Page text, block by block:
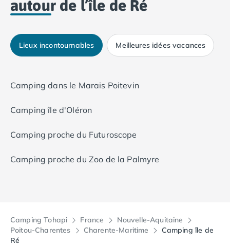
autour de l’île de Ré
Lieux incontournables Meilleures idées vacances
Camping dans le Marais Poitevin
Camping île d'Oléron
Camping proche du Futuroscope
Camping proche du Zoo de la Palmyre
Camping Tohapi France
Nouvelle-Aquitaine
Poitou-Charentes
Charente-Maritime
Camping île de
Ré